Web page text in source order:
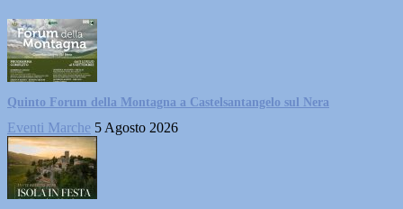
Quinto Forum della Montagna a Castelsantangelo sul Nera
Eventi Marche 5 Agosto 2026